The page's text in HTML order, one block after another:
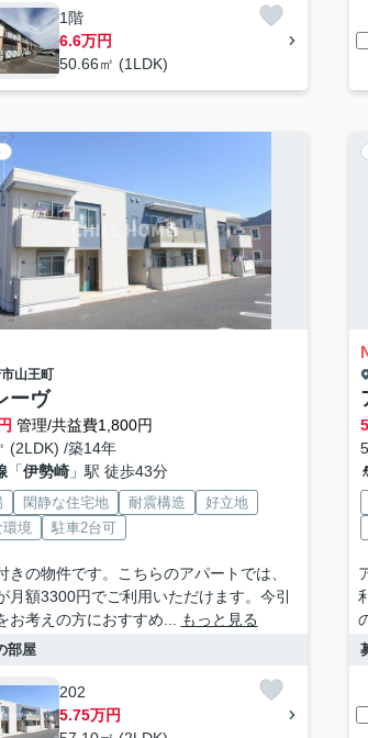
1階
6.6万円
50.66㎡ (1LDK)
山王町
ーヴ
管理/共益費1,800円
(2LDK) /築14年
「伊勢崎」駅 徒歩43分
閑静な住宅地 耐震構造
好立地
環境
駐車2台可
きの物件です。こちらのアパートでは、
月額3300円でご利用いただけます。今引
お考えの方におすすめ...
もっと見る
部屋
202
5.75万円